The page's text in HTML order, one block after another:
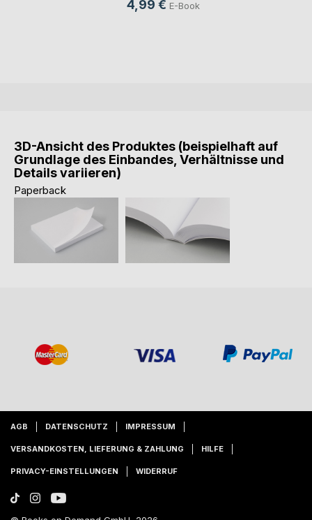
4,99 € E-Book
3D-Ansicht des Produktes (beispielhaft auf
Grundlage des Einbandes, Verhältnisse und
Details variieren)
Paperback
AGB DATENSCHUTZ IMPRESSUM
VERSANDKOSTEN, LIEFERUNG & ZAHLUNG HILFE
PRIVACY-EINSTELLUNGEN WIDERRUF